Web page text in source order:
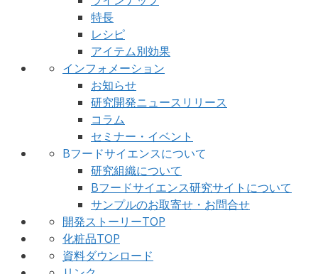
特長
レシピ
アイテム別効果
インフォメーション
お知らせ
研究開発ニュースリリース
コラム
セミナー・イベント
Bフードサイエンスについて
研究組織について
Bフードサイエンス研究サイトについて
サンプルのお取寄せ・お問合せ
開発ストーリーTOP
化粧品TOP
資料ダウンロード